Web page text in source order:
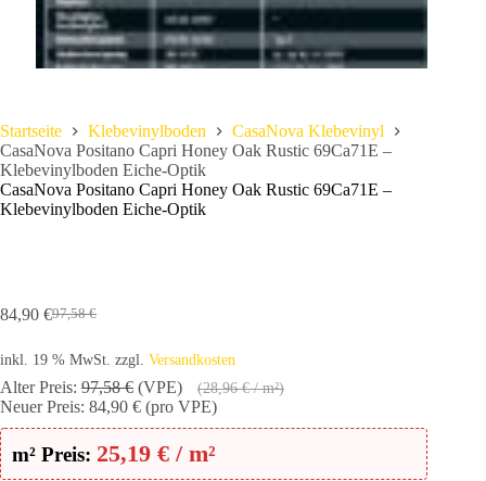
Startseite Klebevinylboden
CasaNova Klebevinyl
CasaNova Positano Capri Honey Oak Rustic 69Ca71E –
Klebevinylboden Eiche-Optik
CasaNova Positano Capri Honey Oak Rustic 69Ca71E –
Klebevinylboden Eiche-Optik
97,58€
Ursprünglicher
war:
97,58 €
84,90 €Aktueller
ist:
84,90 €.
inkl. 19 % MwSt. zzgl. Versandkosten
Alter Preis: 97,58€ (VPE) (28,96€/ m²)
Neuer Preis: 84,90 € (pro VPE)
m² Preis: 25,19 € / m²